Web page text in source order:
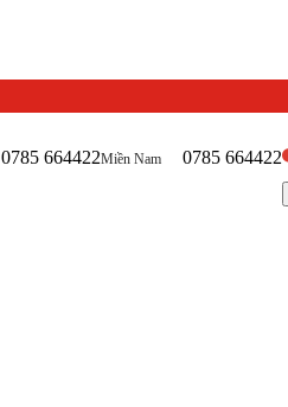
0785 664422Miền Nam 0785 664422